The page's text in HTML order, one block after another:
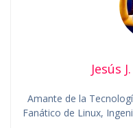
Jesús
Amante de la
Fanático de Linux,